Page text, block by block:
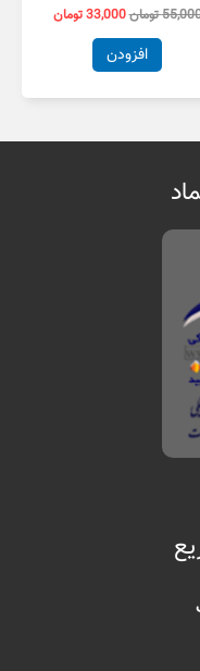
تومان33,000تومان
افزودن